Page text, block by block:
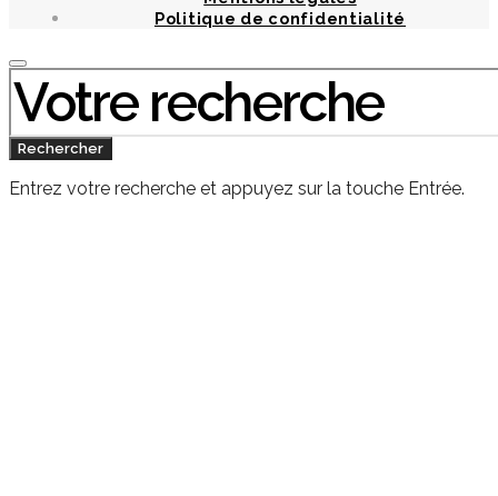
Politique de confidentialité
Chercher
Rechercher
Entrez votre recherche et appuyez sur la touche Entrée.